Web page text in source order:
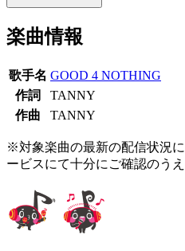
楽曲情報
歌手名 GOOD 4 NOTHING
作詞
TANNY
作曲
TANNY
※対象楽曲の最新の配信状況
ービスにて十分にご確認のう